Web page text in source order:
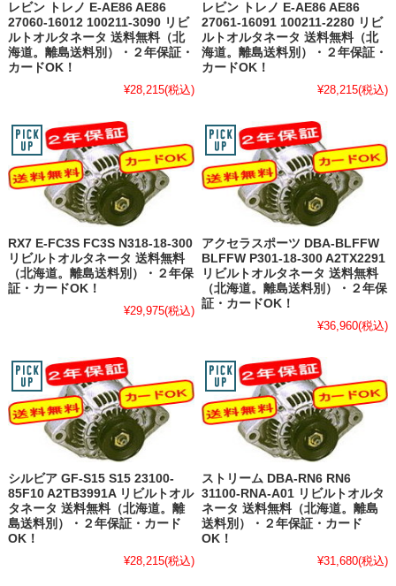
レビン トレノ E-AE86 AE86
27060-16012 100211-3090 リビ
ルトオルタネータ 送料無料（北
海道。離島送料別）・２年保証・
カードOK！
¥28,215(税込)
レビン トレノ E-AE86 AE86
27061-16091 100211-2280 リビ
ルトオルタネータ 送料無料（北
海道。離島送料別）・２年保証・
カードOK！
¥28,215(税込)
RX7 E-FC3S FC3S N318-18-300
リビルトオルタネータ 送料無料
（北海道。離島送料別）・２年保
証・カードOK！
¥29,975(税込)
アクセラスポーツ DBA-BLFFW
BLFFW P301-18-300 A2TX2291
リビルトオルタネータ 送料無料
（北海道。離島送料別）・２年保
証・カードOK！
¥36,960(税込)
シルビア GF-S15 S15 23100-
85F10 A2TB3991A リビルトオル
タネータ 送料無料（北海道。離
島送料別）・２年保証・カード
OK！
¥28,215(税込)
ストリーム DBA-RN6 RN6
31100-RNA-A01 リビルトオルタ
ネータ 送料無料（北海道。離島
送料別）・２年保証・カード
OK！
¥31,680(税込)